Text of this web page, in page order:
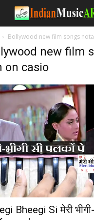
Bollywood new film songs
new film
on casio
Bheegi Si मेरी भीगी-